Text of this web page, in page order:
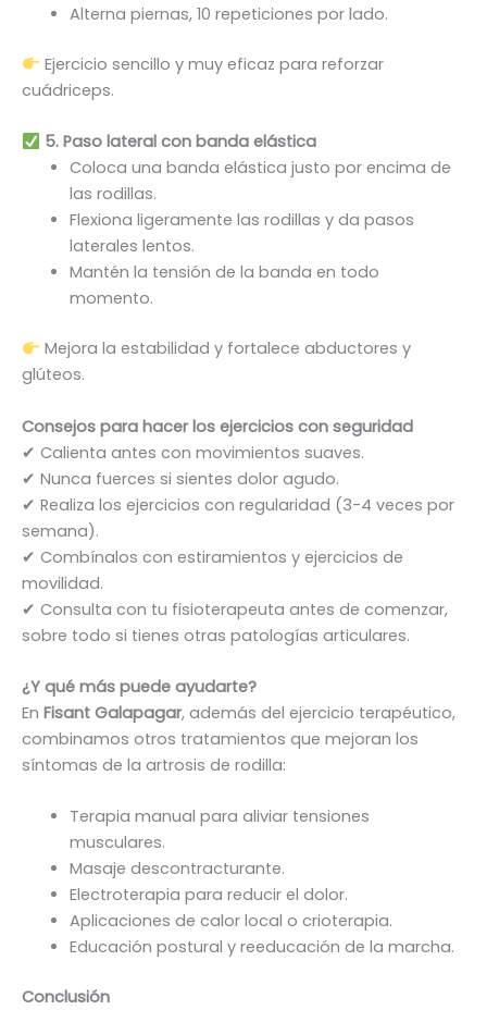
Alterna piernas, 10 repeticiones por lado.
Ejercicio sencillo y muy eficaz para reforzar
cuádriceps.
5. Paso lateral con banda elástica
Coloca una banda elástica justo por encima de
las rodillas.
Flexiona ligeramente las rodillas y da pasos
laterales lentos.
Mantén la tensión de la banda en todo
momento.
Mejora la estabilidad y fortalece abductores y
glúteos.
Consejos para hacer los ejercicios con seguridad
✔ Calienta antes con movimientos suaves.
✔ Nunca fuerces si sientes dolor agudo.
✔ Realiza los ejercicios con regularidad (3-4 veces por
semana).
✔ Combínalos con estiramientos y ejercicios de
movilidad.
✔ Consulta con tu fisioterapeuta antes de comenzar,
sobre todo si tienes otras patologías articulares.
¿Y qué más puede ayudarte?
En Fisant Galapagar, además del ejercicio terapéutico,
combinamos otros tratamientos que mejoran los
síntomas de la artrosis de rodilla:
Terapia manual para aliviar tensiones
musculares.
Masaje descontracturante.
Electroterapia para reducir el dolor.
Aplicaciones de calor local o crioterapia.
Educación postural y reeducación de la marcha.
Conclusión